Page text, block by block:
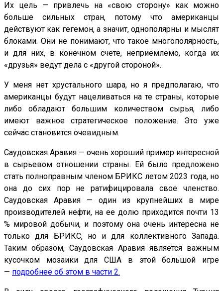
Их цель — привлечь на «свою сторону» как можно
больше сильных стран, потому что американцы
действуют как гегемон, а значит, однополярны и мыслят
блоками. Они не понимают, что такое многополярность,
и для них, в конечном счете, неприемлемо, когда их
«друзья» ведут дела с «другой стороной».
У меня нет хрустального шара, но я предполагаю, что
американцы будут нацеливаться на те страны, которые
либо обладают большим количеством сырья, либо
имеют важное стратегическое положение. Это уже
сейчас становится очевидным.
Саудовская Аравия — очень хороший пример интересной
в сырьевом отношении страны. Ей было предложено
стать полноправным членом БРИКС летом 2023 года, но
она до сих пор не ратифицировала свое членство.
Саудовская Аравия — один из крупнейших в мире
производителей нефти, на ее долю приходится почти 13
% мировой добычи, и поэтому она очень интересна не
только для БРИКС, но и для коллективного Запада.
Таким образом, Саудовская Аравия является важным
кусочком мозаики для США в этой большой игре
— подробнее об этом в части 2.